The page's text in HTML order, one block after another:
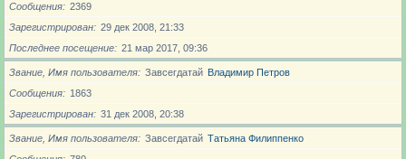
Сообщения
2369
Зарегистрирован
29 дек 2008, 21:33
Последнее посещение
21 мар 2017, 09:36
Звание, Имя пользователя Завсегдатай Владимир Петров
Сообщения
1863
Зарегистрирован
31 дек 2008, 20:38
Звание, Имя пользователя Завсегдатай Татьяна Филиппенко